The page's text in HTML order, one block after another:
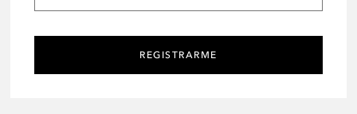
REGISTRARME